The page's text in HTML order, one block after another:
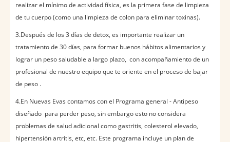
realizar el mínimo de actividad física, es la primera fase de limpieza
de tu cuerpo (como una limpieza de colon para eliminar toxinas).
3.Después de los 3 días de detox, es importante realizar un
tratamiento de 30 días, para formar buenos hábitos alimentarios y
lograr un peso saludable a largo plazo, con acompañamiento de un
profesional de nuestro equipo que te oriente en el proceso de bajar
de peso .
4.En Nuevas Evas contamos con el Programa general - Antipeso
diseñado para perder peso, sin embargo esto no considera
problemas de salud adicional como gastritis, colesterol elevado,
hipertensión artritis, etc, etc. Este programa incluye un plan de